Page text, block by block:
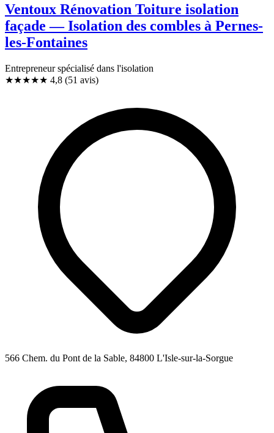
Ventoux Rénovation Toiture isolation
façade — Isolation des combles à Pernes-
les-Fontaines
Entrepreneur spécialisé dans l'isolation
★★★★★ 4,8 (51 avis)
566 Chem. du Pont de la Sable, 84800 L'Isle-sur-la-Sorgue